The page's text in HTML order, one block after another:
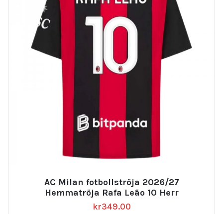
AC Milan fotbollströja 2026/27
Hemmatröja Rafa Leão 10 Herr
kr349.00